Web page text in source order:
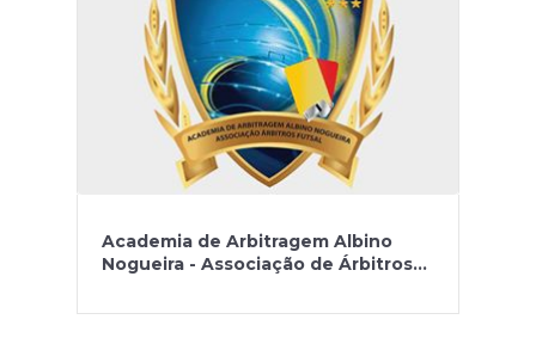
Academia de Arbitragem Albino
Nogueira - Associação de Árbitros